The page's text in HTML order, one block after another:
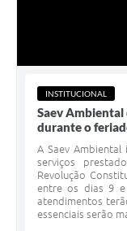
INSTITUCIONAL
Saev
durante o
A Saev
serviços
Revolução
entre os dias 9
atendimentos
essenciais serão